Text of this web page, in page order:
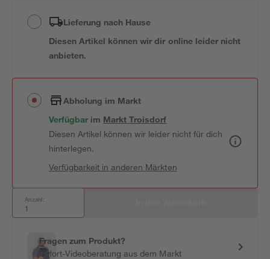
Lieferung nach Hause
Diesen Artikel können wir dir online leider nicht
anbieten.
Abholung im Markt
Verfügbar im MarktTroisdorf
Diesen Artikel können wir leider nicht für dich
hinterlegen.
Verfügbarkeit in anderen Märkten
Anzahl:
Fragen zum Produkt?
Sofort-Videoberatung aus dem Markt